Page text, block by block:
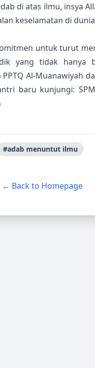
di atas ilmu, insya
keselamatan di
untuk turut
yang tidak hanya
Al-Muanawiyah
baru kunjungi:
#adab menuntut ilmu
← Back to Homepage